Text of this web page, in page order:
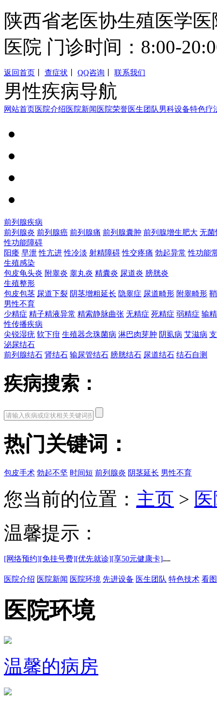
陕西省老医协生殖医学
医院 门诊时间：8:00-
返回首页 查症状 QQ咨询 联系我们
男性疾病导航
网站首页医院介绍医院新闻 医院荣誉医生团队男科设备特色疗
前列腺疾病
前列腺炎 前列腺癌 前列腺痛 前列腺囊肿 前列腺增生肥大 无菌
性功能障碍
阳痿 早泄 性亢进 性冷淡 射精障碍 性交疼痛 勃起异常 性功能
生殖感染
包皮龟头炎 附睾炎 睾丸炎 精囊炎 尿道炎 膀胱炎
生殖整形
包皮包茎 尿道下裂 阴茎增粗延长 隐睾症 尿道畸形 附睾畸形
男性不育
少精症 精子精液异常 精索静脉曲张 无精症 死精症 弱精症 输
性传播疾病
尖锐湿疣 软下疳 生殖器念珠菌病 淋巴肉芽肿 阴虱病 艾滋病
泌尿结石
前列腺结石 肾结石 输尿管结石 膀胱结石 尿道结石 结石自测
疾病搜索：
热门关键词：
包皮手术 勃起不坚 时间短 前列腺炎 阴茎延长 男性不育
您当前的位置： 主页 >
温馨提示：
[网络预约][免挂号费][优先就诊][享50元健康卡]……
医院介绍 医院新闻 医院环境 先进设备 医生团队 特色技术 看
医院环境
温馨的病房